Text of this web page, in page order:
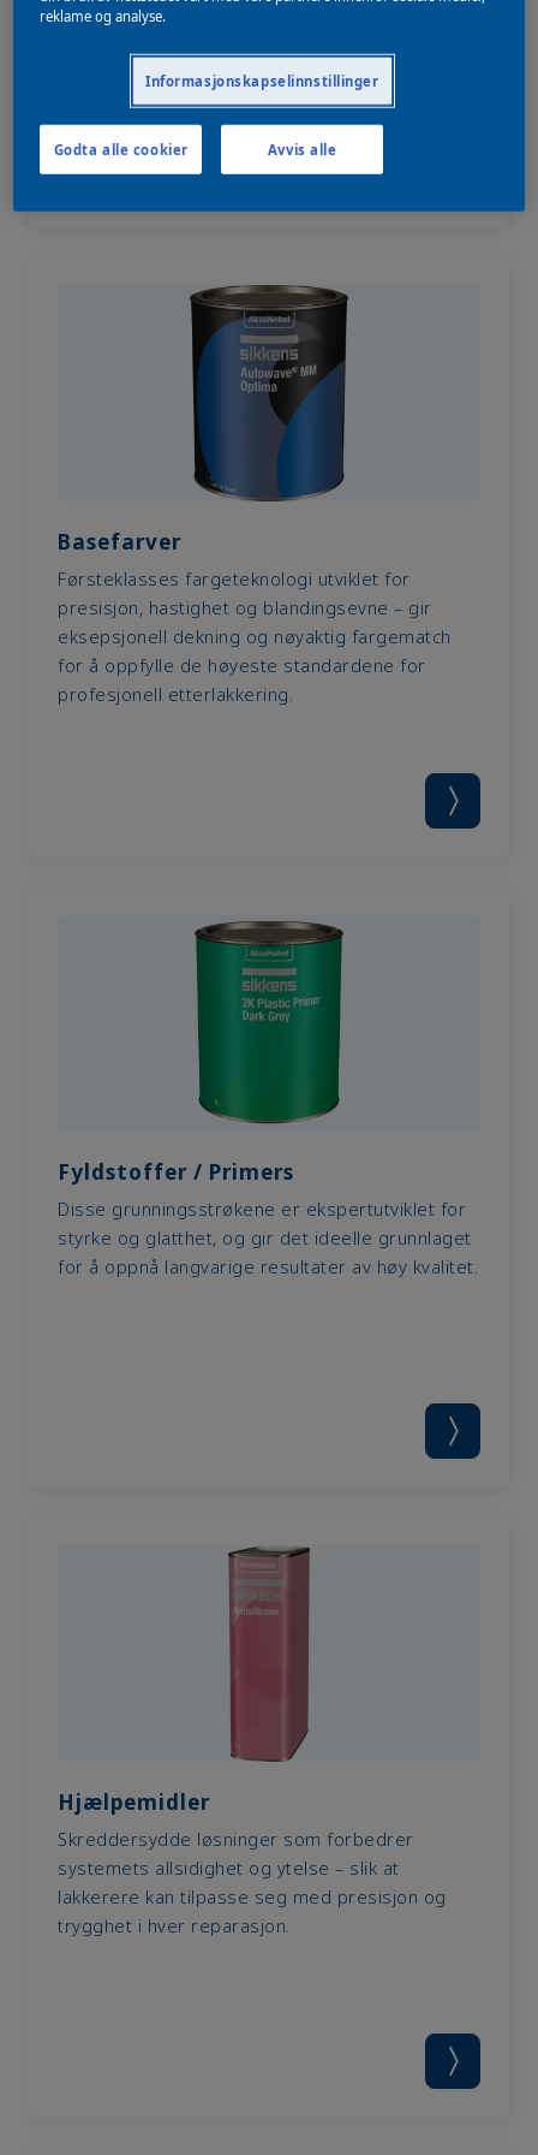
fjerner forurensninger og sikrer varig vedheft.
Basefarver
Førsteklasses fargeteknologi utviklet for
presisjon, hastighet og blandingsevne – gir
eksepsjonell dekning og nøyaktig fargematch
for å oppfylle de høyeste standardene for
profesjonell etterlakkering.
Fyldstoffer / Primers
Disse grunningsstrøkene er ekspertutviklet for
styrke og glatthet, og gir det ideelle grunnlaget
for å oppnå langvarige resultater av høy kvalitet.
Hjælpemidler
Skreddersydde løsninger som forbedrer
systemets allsidighet og ytelse – slik at
lakkerere kan tilpasse seg med presisjon og
trygghet i hver reparasjon.
reklame og analyse.
Informasjonskapselinnstillinger
Avvis alle
Godta alle cookier